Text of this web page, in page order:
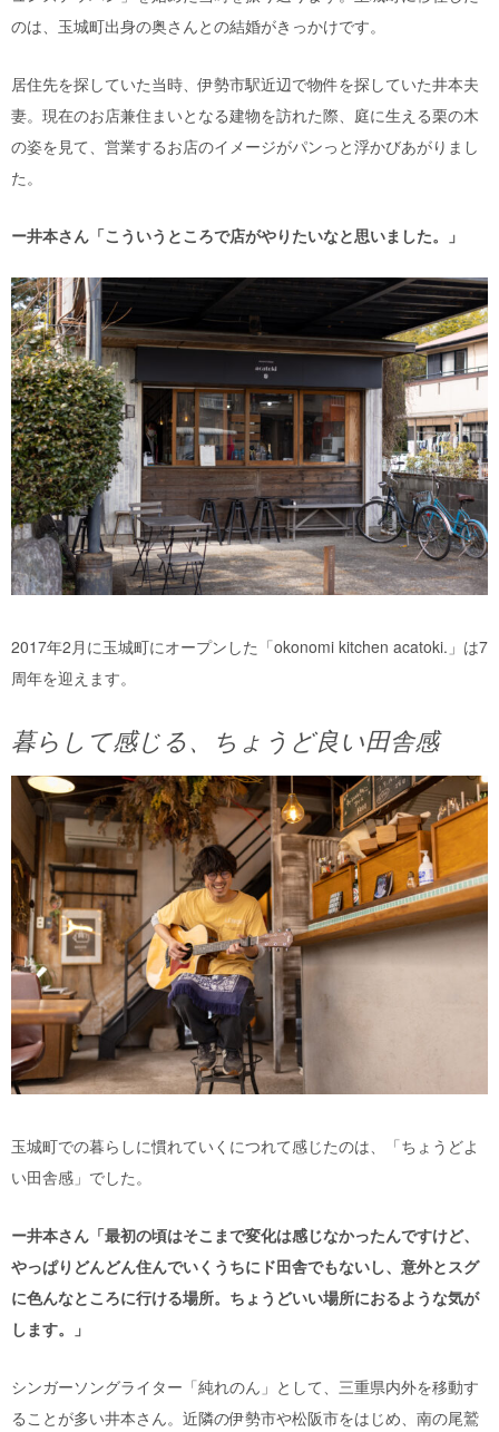
のは、玉城町出身の奥さんとの結婚がきっかけです。
居住先を探していた当時、伊勢市駅近辺で物件を探していた井本夫
妻。現在のお店兼住まいとなる建物を訪れた際、庭に生える栗の木
の姿を見て、営業するお店のイメージがパンっと浮かびあがりまし
た。
ー井本さん「こういうところで店がやりたいなと思いました。」
2017年2月に玉城町にオープンした「okonomi kitchen acatoki.」は7
周年を迎えます。
暮らして感じる、ちょうど良い田舎感
玉城町での暮らしに慣れていくにつれて感じたのは、「ちょうどよ
い田舎感」でした。
ー井本さん「最初の頃はそこまで変化は感じなかったんですけど、
やっぱりどんどん住んでいくうちにド田舎でもないし、意外とスグ
に色んなところに行ける場所。ちょうどいい場所におるような気が
します。」
シンガーソングライター「純れのん」として、三重県内外を移動す
ることが多い井本さん。近隣の伊勢市や松阪市をはじめ、南の尾鷲